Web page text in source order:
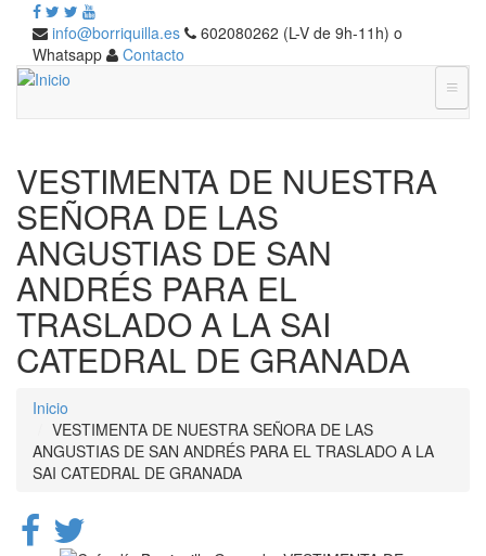
info@borriquilla.es
602080262 (L-V de 9h-11h) o
Whatsapp
Contacto
VESTIMENTA DE NUESTRA
SEÑORA DE LAS
ANGUSTIAS DE SAN
ANDRÉS PARA EL
TRASLADO A LA SAI
CATEDRAL DE GRANADA
Inicio
VESTIMENTA DE NUESTRA SEÑORA DE LAS
ANGUSTIAS DE SAN ANDRÉS PARA EL TRASLADO A LA
SAI CATEDRAL DE GRANADA